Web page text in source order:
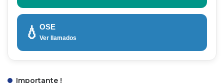
💧 OSE
Ver llamados
Importante !